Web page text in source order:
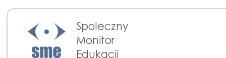
Społeczny Monitor
Edukacji